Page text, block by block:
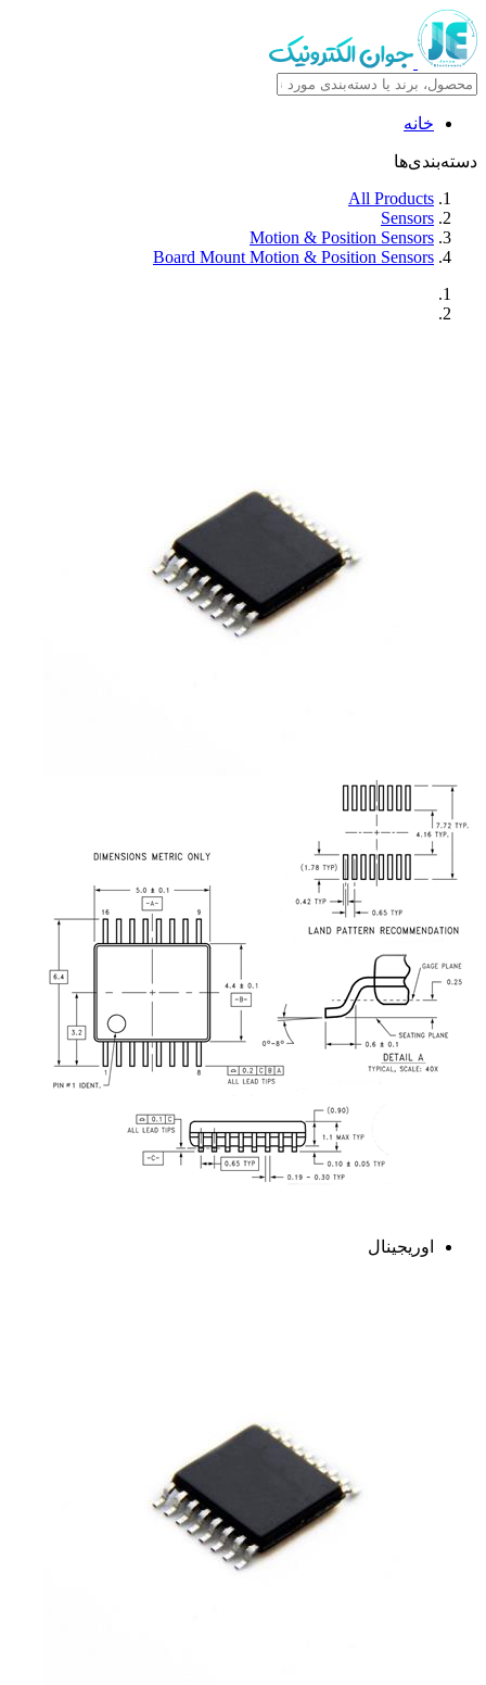
خانه
دسته‌بندی‌ها
All Products
Sensors
Motion & Position Sensors
Board Mount Motion & Position Sensors
اوریجینال